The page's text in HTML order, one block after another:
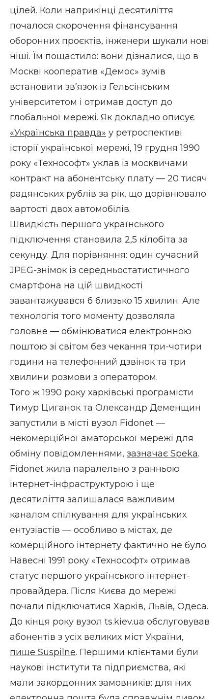
цілей. Коли наприкінці десятиліття
почалося скорочення фінансування
оборонних проєктів, інженери шукали нові
ніші. Їм пощастило: вони дізналися, що в
Москві кооператив «Демос» зумів
встановити зв’язок із Гельсінським
університетом і отримав доступ до
глобальної мережі. Як докладно описує
«Українська правда» у ретроспективі
історії української мережі, 19 грудня 1990
року «Технософт» уклав із москвичами
контракт на абонентську плату — 20 тисяч
радянських рублів за рік, що дорівнювало
вартості двох автомобілів.
Швидкість першого українського
підключення становила 2,5 кілобіта за
секунду. Для порівняння: один сучасний
JPEG-знімок із середньостатистичного
смартфона на цій швидкості
завантажувався б близько 15 хвилин. Але
технологія того моменту дозволяла
головне — обмінюватися електронною
поштою зі світом без чекання три-чотири
години на телефонний дзвінок та три
хвилини розмови з оператором.
Того ж 1990 року харківські програмісти
Тимур Циганок та Олександр Деменщин
запустили в місті вузол Fidonet —
некомерційної аматорської мережі для
обміну повідомленнями, зазначає Speka.
Fidonet жила паралельно з ранньою
інтернет-інфраструктурою і ще
десятиліття залишалася важливим
каналом спілкування для українських
ентузіастів — особливо в містах, де
комерційного інтернету фактично не було.
Навесні 1991 року «Технософт» отримав
статус першого українського інтернет-
провайдера. Після Києва до мережі
почали підключатися Харків, Львів, Одеса.
До кінця року вузол ts.kiev.ua обслуговував
абонентів з усіх великих міст України,
пише Suspilne. Першими клієнтами були
наукові інститути та підприємства, які
мали закордонних замовників: для них